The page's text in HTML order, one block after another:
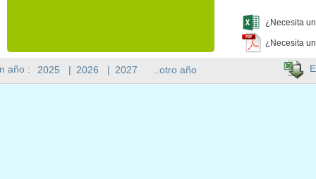
¿Necesita
¿Necesita
año : 2025 | 2026 | 2027 ..otro año